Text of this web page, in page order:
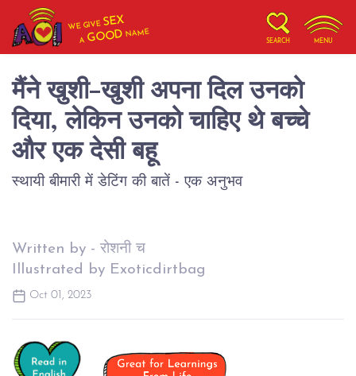
WE GIVESEX
AGOOD NAME
SEARCH MENU
मैंने खुशी-खुशी अपना दिल उनको
दिया, लेकिन उनको चाहिए थे बच्चे
और एक देसी बहू
स्थायी बीमारी में डेटिंग की बातें - एक अनुभव
Written by - रोशनी च
Illustrated by Exoticdirtbag
Oct 01, 2023